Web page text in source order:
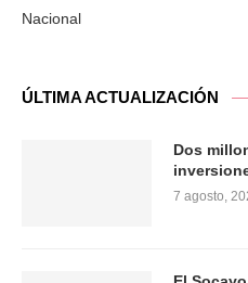
Nacional
ÚLTIMA ACTUALIZACIÓN
Dos
7 agosto,